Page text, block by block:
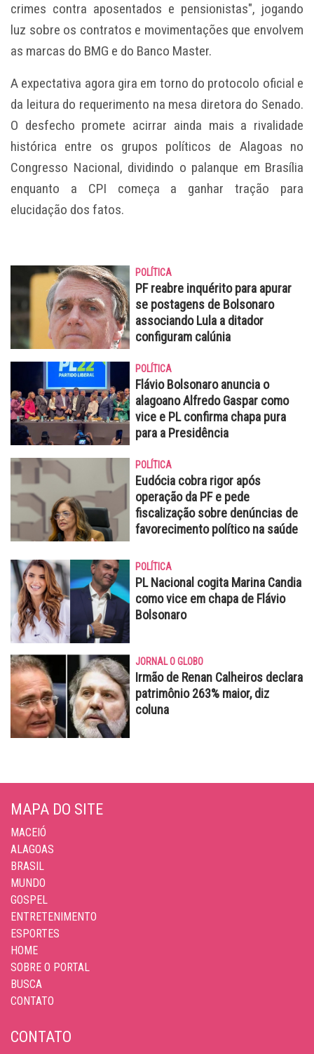
crimes contra aposentados e pensionistas", jogando
luz sobre os contratos e movimentações que envolvem
as marcas do BMG e do Banco Master.
A expectativa agora gira em torno do protocolo oficial e
da leitura do requerimento na mesa diretora do Senado.
O desfecho promete acirrar ainda mais a rivalidade
histórica entre os grupos políticos de Alagoas no
Congresso Nacional, dividindo o palanque em Brasília
enquanto a CPI começa a ganhar tração para
elucidação dos fatos.
POLÍTICA
PF reabre inquérito para apurar
se postagens de Bolsonaro
associando Lula a ditador
configuram calúnia
POLÍTICA
Flávio Bolsonaro anuncia o
alagoano Alfredo Gaspar como
vice e PL confirma chapa pura
para a Presidência
POLÍTICA
Eudócia cobra rigor após
operação da PF e pede
fiscalização sobre denúncias de
favorecimento político na saúde
POLÍTICA
PL Nacional cogita Marina Candia
como vice em chapa de Flávio
Bolsonaro
JORNAL O GLOBO
Irmão de Renan Calheiros declara
patrimônio 263% maior, diz
coluna
MAPA DO SITE
MACEIÓ
ALAGOAS
BRASIL
MUNDO
GOSPEL
ENTRETENIMENTO
ESPORTES
HOME
SOBRE O PORTAL
BUSCA
CONTATO
CONTATO